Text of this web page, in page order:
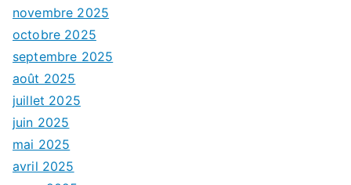
novembre 2025
octobre 2025
septembre 2025
août 2025
juillet 2025
juin 2025
mai 2025
avril 2025